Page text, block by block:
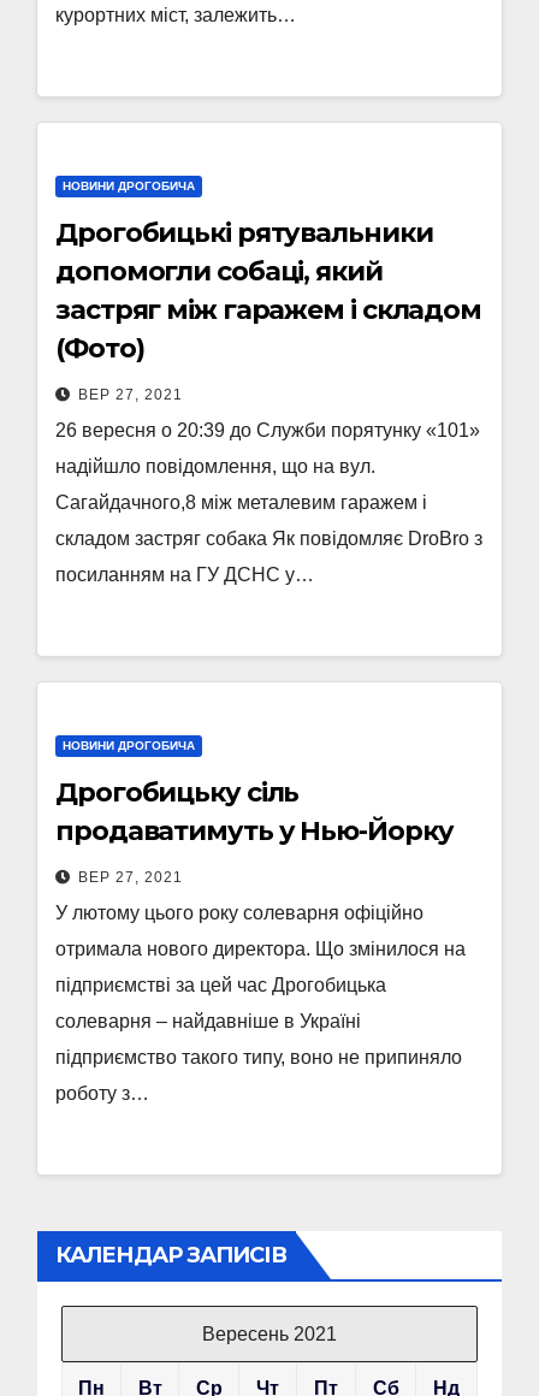
курортних міст, залежить…
НОВИНИ ДРОГОБИЧА
Дрогобицькі рятувальники
допомогли собаці, який
застряг між гаражем і складом
(Фото)
ВЕР 27, 2021
26 вересня о 20:39 до Служби порятунку «101»
надійшло повідомлення, що на вул.
Сагайдачного,8 між металевим гаражем і
складом застряг собака Як повідомляє DroBro з
посиланням на ГУ ДСНС у…
НОВИНИ ДРОГОБИЧА
Дрогобицьку сіль
продаватимуть у Нью-Йорку
ВЕР 27, 2021
У лютому цього року солеварня офіційно
отримала нового директора. Що змінилося на
підприємстві за цей час Дрогобицька
солеварня – найдавніше в Україні
підприємство такого типу, воно не припиняло
роботу з…
КАЛЕНДАР ЗАПИСІВ
Вересень 2021
Пн Вт Ср Чт Пт Сб Нд